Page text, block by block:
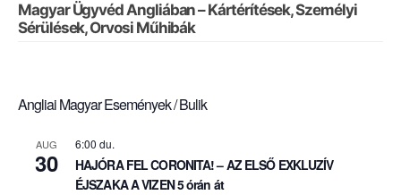
Magyar Ügyvéd Angliában – Kártérítések, Személyi
Sérülések, Orvosi Műhibák
Angliai Magyar Események / Bulik
AUG
30
6:00 du.
HAJÓRA FEL CORONITA! – AZ ELSŐ EXKLUZÍV
ÉJSZAKA A VIZEN 5 órán át